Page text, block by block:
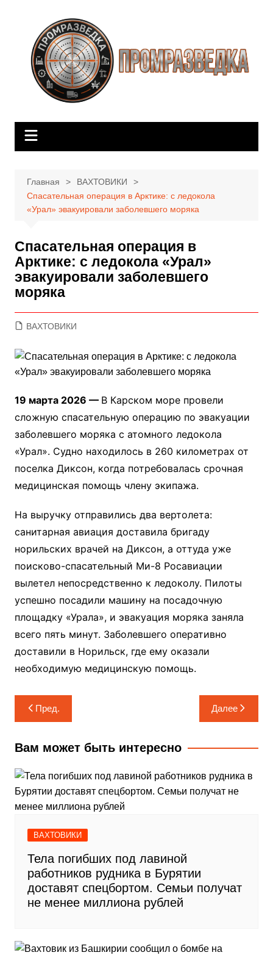
содержимому
Главная
ВАХТОВИКИ
Спасательная операция в Арктике: с ледокола
«Урал» эвакуировали заболевшего моряка
Спасательная операция в
Арктике: с ледокола «Урал»
эвакуировали заболевшего
моряка
ВАХТОВИКИ
19 марта 2026 — В Карском море провели
сложную спасательную операцию по эвакуации
заболевшего моряка с атомного ледокола
«Урал». Судно находилось в 260 километрах от
поселка Диксон, когда потребовалась срочная
медицинская помощь члену экипажа.
На выручку отправились два вертолета:
санитарная авиация доставила бригаду
норильских врачей на Диксон, а оттуда уже
поисково-спасательный Ми-8 Росавиации
вылетел непосредственно к ледоколу. Пилоты
успешно посадили машину на посадочную
площадку «Урала», и эвакуация моряка заняла
всего пять минут. Заболевшего оперативно
доставили в Норильск, где ему оказали
необходимую медицинскую помощь.
Навигация
по
записям
Пред. Далее
Вам может быть интересно
ВАХТОВИКИ
Тела погибших под лавиной
работников рудника в Бурятии
доставят спецбортом. Семьи получат
не менее миллиона рублей